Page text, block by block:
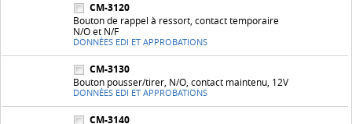
CM-3120
Bouton de rappel à ressort, contact temporaire
N/O et N/F
DONNÉES EDI ET APPROBATIONS
CM-3130
Bouton pousser/tirer, N/O, contact maintenu, 12V
DONNÉES EDI ET APPROBATIONS
CM-3140